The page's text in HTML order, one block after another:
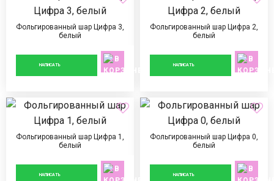
Фольгированный шар Цифра 3,
белый
890 ₽
НАПИСАТЬ
Фольгированный шар Цифра 2,
белый
890 ₽
НАПИСАТЬ
Фольгированный шар Цифра 1,
белый
890 ₽
НАПИСАТЬ
Фольгированный шар Цифра 0,
белый
890 ₽
НАПИСАТЬ